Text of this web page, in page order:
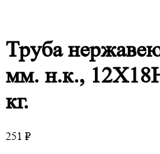
Труба
мм. н.к.,
кг.
251 ₽